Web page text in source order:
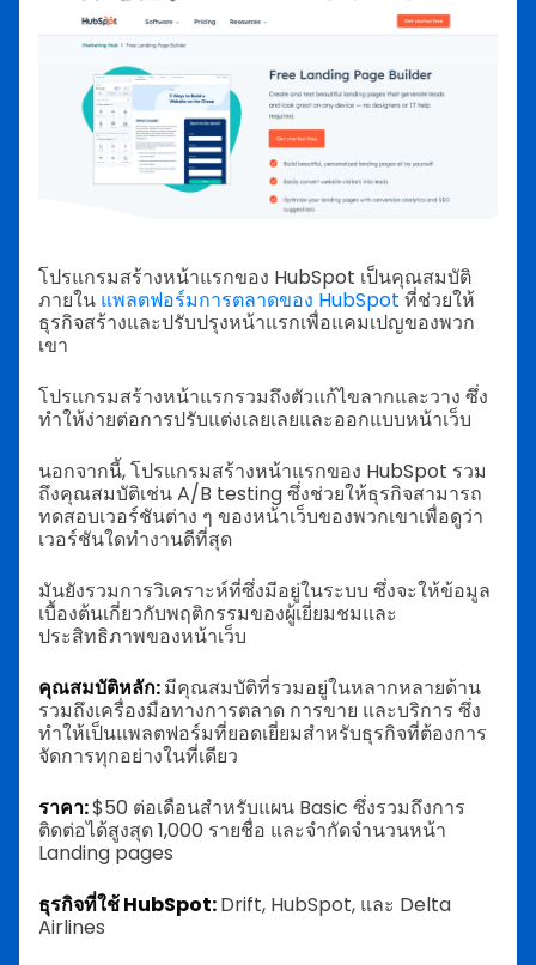
โปรแกรมสร้างหน้าแรกของ HubSpot เป็นคุณสมบัติ
ภายใน แพลตฟอร์มการตลาดของ HubSpot ที่ช่วยให้
ธุรกิจสร้างและปรับปรุงหน้าแรกเพื่อแคมเปญของพวก
เขา
โปรแกรมสร้างหน้าแรกรวมถึงตัวแก้ไขลากและวาง ซึ่ง
ทำให้ง่ายต่อการปรับแต่งเลยเลยและออกแบบหน้าเว็บ
นอกจากนี้, โปรแกรมสร้างหน้าแรกของ HubSpot รวม
ถึงคุณสมบัติเช่น A/B testing ซึ่งช่วยให้ธุรกิจสามารถ
ทดสอบเวอร์ชันต่าง ๆ ของหน้าเว็บของพวกเขาเพื่อดูว่า
เวอร์ชันใดทำงานดีที่สุด
มันยังรวมการวิเคราะห์ที่ซึ่งมีอยู่ในระบบ ซึ่งจะให้ข้อมูล
เบื้องต้นเกี่ยวกับพฤติกรรมของผู้เยี่ยมชมและ
ประสิทธิภาพของหน้าเว็บ
คุณสมบัติหลัก:มีคุณสมบัติที่รวมอยู่ในหลากหลายด้าน
รวมถึงเครื่องมือทางการตลาด การขาย และบริการ ซึ่ง
ทำให้เป็นแพลตฟอร์มที่ยอดเยี่ยมสำหรับธุรกิจที่ต้องการ
จัดการทุกอย่างในที่เดียว
ราคา:$50 ต่อเดือนสำหรับแผน Basic ซึ่งรวมถึงการ
ติดต่อได้สูงสุด 1,000 รายชื่อ และจำกัดจำนวนหน้า
Landing pages
ธุรกิจที่ใช้ HubSpot:Drift, HubSpot, และ Delta
Airlines